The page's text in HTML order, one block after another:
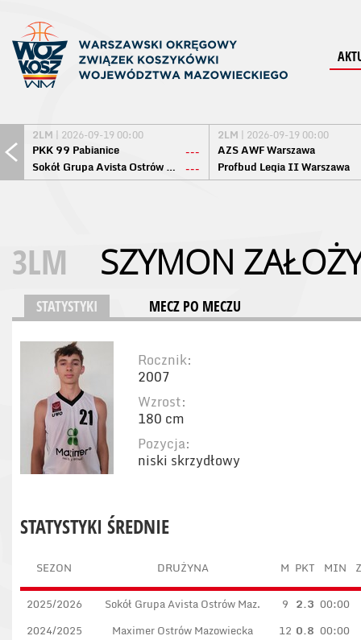
2LM | 2026-09-19 00:00
PKK 99 Pabianice
---
Sokół Grupa Avista Ostrów Maz. ---
2LM | 2026-09-19 00:00
AZS AWF Warszawa
Profbud Legia II Warszawa
3LM SZYMON
STATYSTYKI MECZ PO MECZU
Rocznik:
2007
Wzrost:
180 cm
Pozycja:
niski skrzydłowy
STATYSTYKI ŚREDNIE
SEZON DRUŻYNA M PKT MIN
2025/2026 Sokół Grupa Avista Ostrów Maz. 9 2.3 00:00
2024/2025
Maximer Ostrów Mazowiecka 12 0.8 00:00